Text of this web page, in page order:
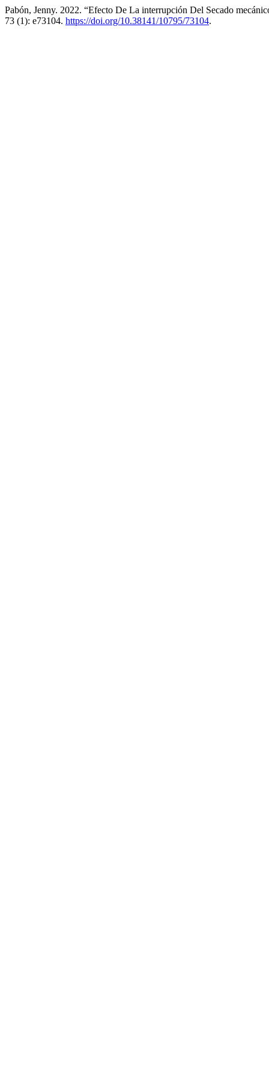
Pabón, Jenny. 2022. “Efecto De La interrupción Del Secado
73 (1): e73104. https://doi.org/10.38141/10795/73104.